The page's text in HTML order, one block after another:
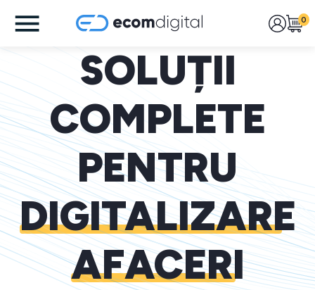
0
SOLUȚII
COMPLETE
PENTRU
DIGITALIZARE
AFACERI